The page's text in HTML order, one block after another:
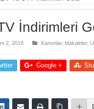
İndirimleri
2, 2018 Kanunlar, Makaleler,
Google +